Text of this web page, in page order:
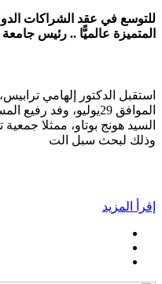
للتوسع في عقد الشراكات
المتميزة عالميًّا .. رئيس
استقبل الدكتور إلهامي
الموافق 29يوليو، وفد
السيد هونج بوتاو، ممثلا
وذلك لبحث سبل الت
إقرأ المزيد